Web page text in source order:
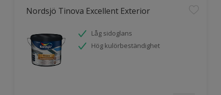
Nordsjö Tinova Excellent Exterior
Låg sidoglans
Hög kulörbeständighet